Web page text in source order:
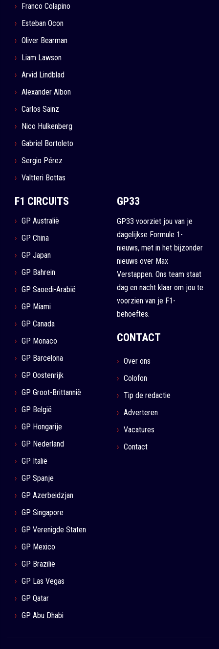
Franco Colapino
Esteban Ocon
Oliver Bearman
Liam Lawson
Arvid Lindblad
Alexander Albon
Carlos Sainz
Nico Hulkenberg
Gabriel Bortoleto
Sergio Pérez
Valtteri Bottas
F1 CIRCUITS
GP Australië
GP China
GP Japan
GP Bahrein
GP Saoedi-Arabië
GP Miami
GP Canada
GP Monaco
GP Barcelona
GP Oostenrijk
GP Groot-Brittannië
GP België
GP Hongarije
GP Nederland
GP Italië
GP Spanje
GP Azerbeidzjan
GP Singapore
GP Verenigde Staten
GP Mexico
GP Brazilië
GP Las Vegas
GP Qatar
GP Abu Dhabi
GP33
GP33 voorziet jou van je
dagelijkse Formule 1-
nieuws, met in het bijzonder
nieuws over Max
Verstappen. Ons team staat
dag en nacht klaar om jou te
voorzien van je F1-
behoeftes.
CONTACT
Over ons
Colofon
Tip de redactie
Adverteren
Vacatures
Contact